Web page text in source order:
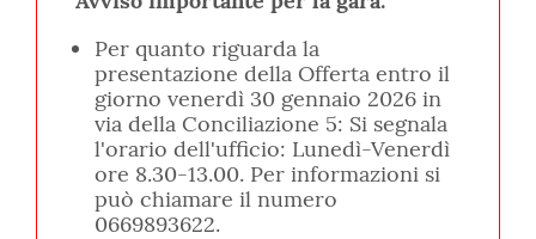
Per quanto riguarda la
presentazione della Offerta entro il
giorno venerdì 30 gennaio 2026 in
via della Conciliazione 5: Si segnala
l'orario dell'ufficio: Lunedì-Venerdì
ore 8.30-13.00. Per informazioni si
può chiamare il numero
0669893622.